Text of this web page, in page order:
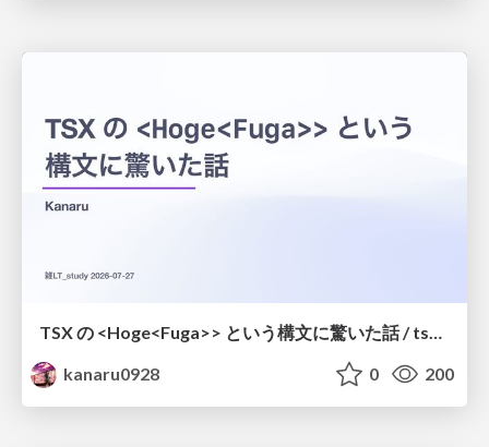
TSX の <Hoge<Fuga>> という構文に驚いた話 / tsx-type-argument-syntax
kanaru0928
0 200